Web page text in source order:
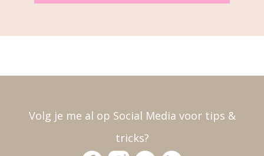
Volg je me al op Social Media voor tips &
tricks?